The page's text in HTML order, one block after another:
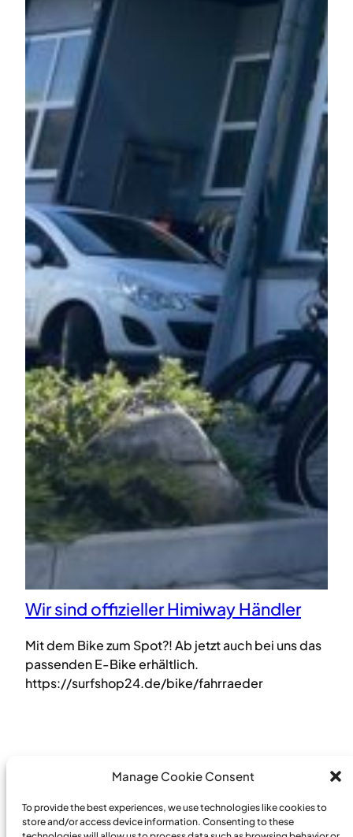
Manage Cookie Consent
To provide the best experiences, we use technologies like cookies to
store and/or access device information. Consenting to these
Wir sind offizieller Himiway Händler
Mit dem Bike zum Spot?! Ab jetzt auch bei uns das
passenden E-Bike erhältlich.
https://surfshop24.de/bike/fahrraeder